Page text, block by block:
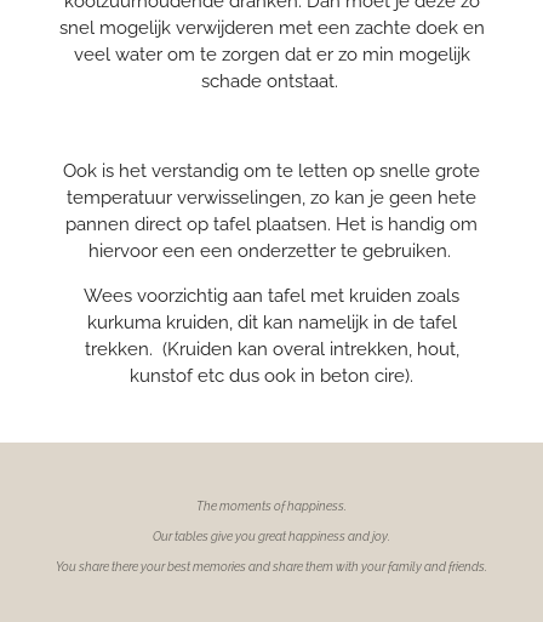
snel mogelijk verwijderen met een zachte doek en
veel water om te zorgen dat er zo min mogelijk
schade ontstaat.
Ook is het verstandig om te letten op snelle grote
temperatuur verwisselingen, zo kan je geen hete
pannen direct op tafel plaatsen. Het is handig om
hiervoor een een onderzetter te gebruiken.
Wees voorzichtig aan tafel met kruiden zoals
kurkuma kruiden, dit kan namelijk in de tafel
trekken. (Kruiden kan overal intrekken, hout,
kunstof etc dus ook in beton cire).
The moments ofhappiness.
Our tables give you great happiness and joy.
You share there your best memories and share them with your family and friends.